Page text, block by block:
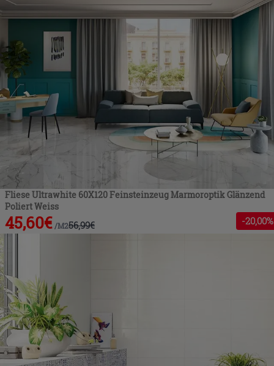
Fliese Ultrawhite 60X120 Feinsteinzeug Marmoroptik Glänzend
Poliert Weiss
45,60€ /M256,99€ -20,00%